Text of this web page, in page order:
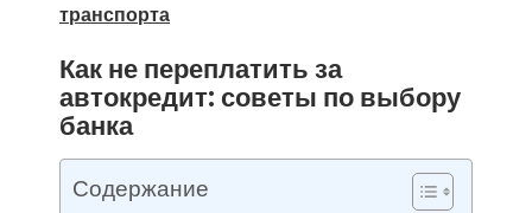
транспорта
Как не переплатить за
автокредит: советы по выбору
банка
Содержание